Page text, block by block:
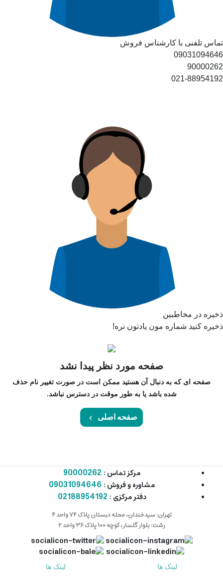
تماس تلفنی با کارشناس فروش
09031094646
90000262
021-88954192
ذخیره در مخاطبین
ذخیره کنید شماره مون یادتون نره!
صفحه مورد نظر پیدا نشد
صفحه ای که به دنبال آن هستید ممکن است در صورت تغییر نام حذف
شده باشد یا به طور موقت در دسترس نباشد.
صفحه اصلی
مرکز تماس : 90000262
مشاوره و فروش : 09031094646
دفتر مرکزی : 02188954192
تهران: سیدخندان، محله دبستان پلاک ۷۴ واحد ۴
رشت: بلوار گلسار، کوچه ۱۰۰ پلاک ۳۶ واحد ۲
لینک ها
لینک ها